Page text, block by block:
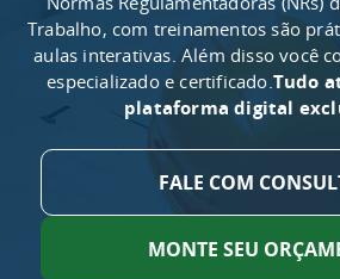
Trabalho, com treinamentos são
aulas interativas. Além disso você
especializado e certificado.Tudo
plataforma digital
FALE COM
MONTE SEU